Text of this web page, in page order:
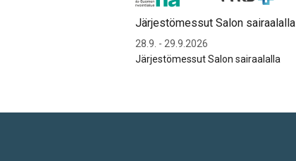
Järjestömessut Salon sairaalalla
28.9. - 29.9.2026
Järjestömessut Salon sairaalalla